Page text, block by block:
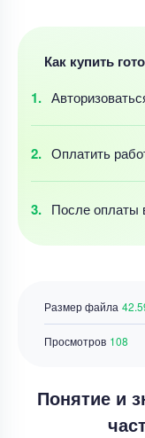
Как купить
Оплатить
После оплаты
Размер файла
Просмотров 108
Понятие и